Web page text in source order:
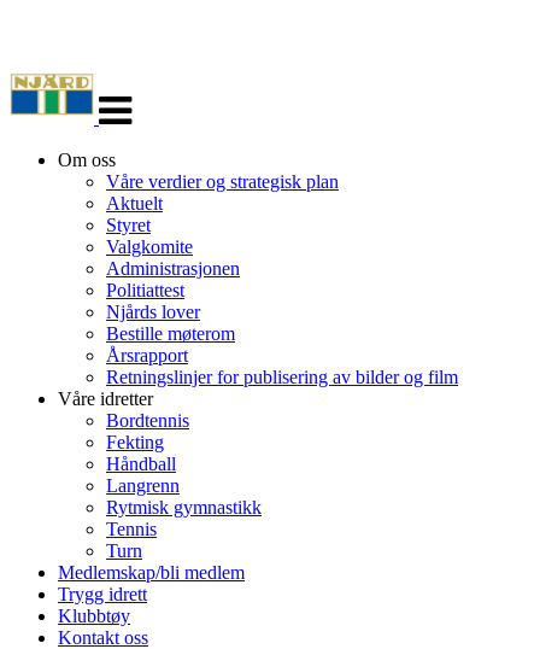
navigasjon
Om oss
Våre verdier og strategisk plan
Aktuelt
Styret
Valgkomite
Administrasjonen
Politiattest
Njårds lover
Bestille møterom
Årsrapport
Retningslinjer for publisering av bilder og film
Våre idretter
Bordtennis
Fekting
Håndball
Langrenn
Rytmisk gymnastikk
Tennis
Turn
Medlemskap/bli medlem
Trygg idrett
Klubbtøy
Kontakt oss